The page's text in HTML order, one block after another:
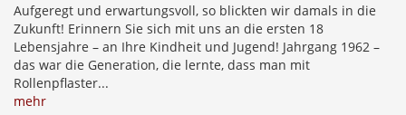
Aufgeregt und erwartungsvoll, so blickten wir damals in die
Zukunft! Erinnern Sie sich mit uns an die ersten 18
Lebensjahre – an Ihre Kindheit und Jugend! Jahrgang 1962 –
das war die Generation, die lernte, dass man mit
Rollenpflaster...
mehr